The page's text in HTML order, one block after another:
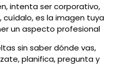
intenta ser corporativo,
es la imagen tuya
un aspecto profesional
sin saber dónde vas,
planifica, pregunta y